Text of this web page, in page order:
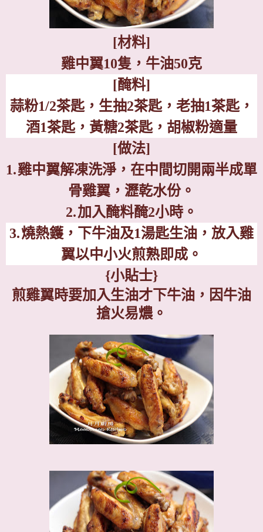
[材料]
雞中翼10隻 ， 牛油50克
[醃料]
蒜粉1/2茶匙， 生抽2茶匙， 老抽1茶匙，
酒1茶匙 ， 黃糖2茶匙 ， 胡椒粉適量
[做法]
1.雞中翼解凍洗淨，在中間切開兩半成單
骨雞翼，瀝乾水份。
2.加入醃料醃2小時。
3.燒熱鑊，下牛油及1湯匙生油，放入雞
翼以中小火煎熟即成。
{小貼士}
煎雞翼時要加入生油才下牛油，因牛油
搶火易燶。